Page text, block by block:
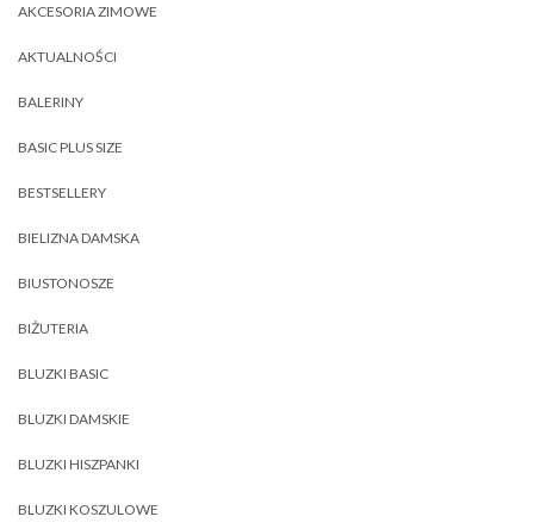
AKCESORIA ZIMOWE
AKTUALNOŚCI
BALERINY
BASIC PLUS SIZE
BESTSELLERY
BIELIZNA DAMSKA
BIUSTONOSZE
BIŻUTERIA
BLUZKI BASIC
BLUZKI DAMSKIE
BLUZKI HISZPANKI
BLUZKI KOSZULOWE